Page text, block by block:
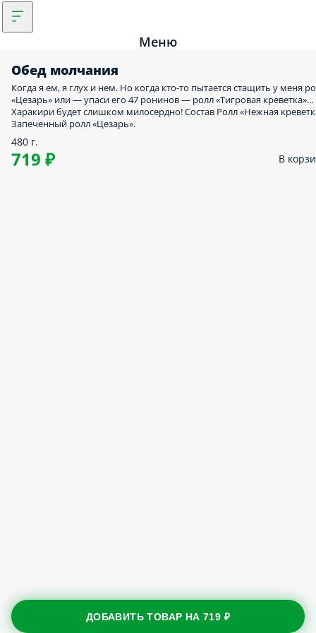
Меню
Обед молчания
Когда я ем, я глух и нем. Но когда кто-то пытается стащить у меня
«Цезарь» или — упаси его 47 ронинов — ролл «Тигровая креветка»…
Харакири будет слишком милосердно! Состав Ролл «Нежная
Запеченный ролл «Цезарь».
480 г.
719 ₽ В
ДОБАВИТЬ ТОВАР НА719 ₽